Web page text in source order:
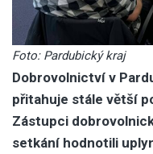
Foto: Pardubický kraj
Dobrovolnictví v
přitahuje stále větší
Zástupci
setkání hodnotili